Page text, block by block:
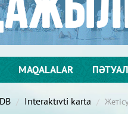
MAQALALAR
Interaktıvtі karta